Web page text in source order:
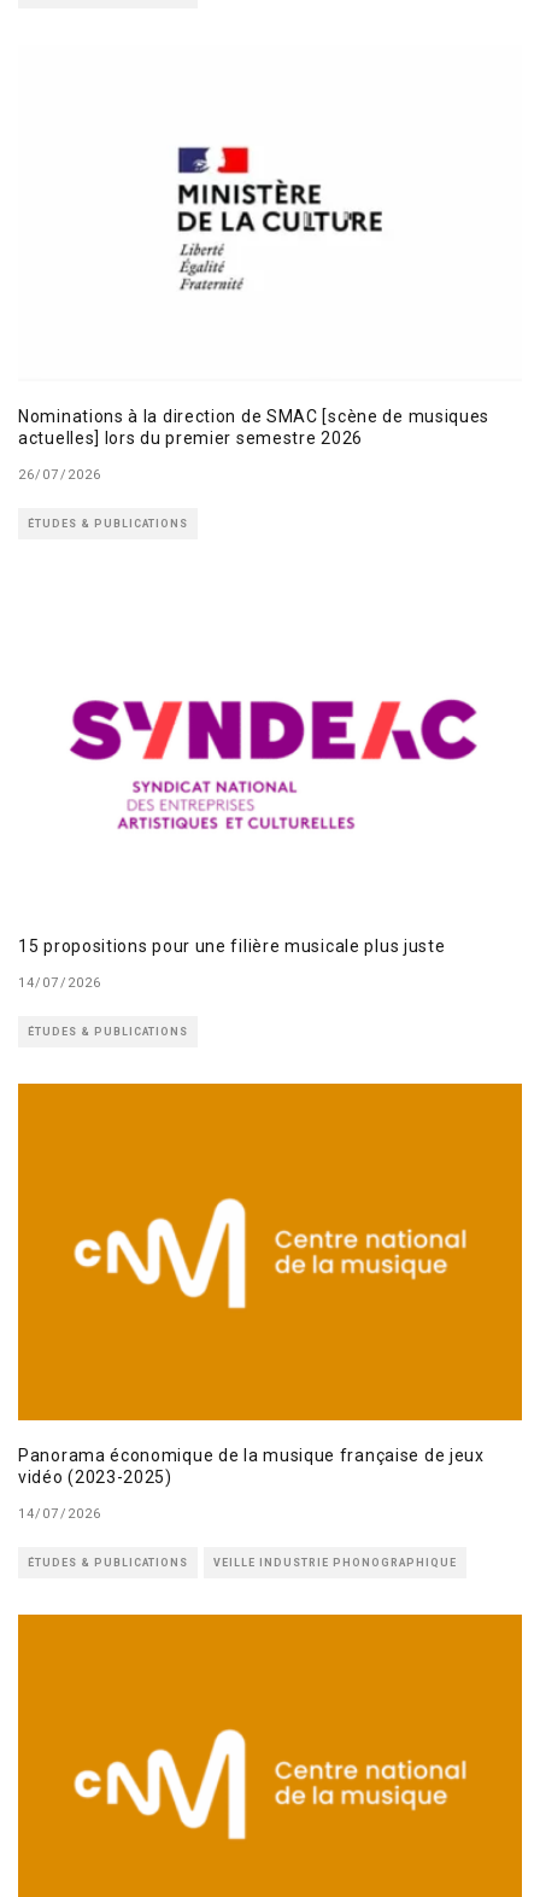
Nominations à la direction de SMAC [scène de musiques
actuelles] lors du premier semestre 2026
26/07/2026
ÉTUDES & PUBLICATIONS
15 propositions pour une filière musicale plus juste
14/07/2026
ÉTUDES & PUBLICATIONS
Panorama économique de la musique française de jeux
vidéo (2023-2025)
14/07/2026
ÉTUDES & PUBLICATIONS VEILLE INDUSTRIE PHONOGRAPHIQUE